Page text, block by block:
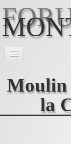
l'Association▼
Le Moulin▼
Moulin
la